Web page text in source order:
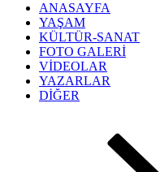
ANASAYFA
YAŞAM
KÜLTÜR-SANAT
FOTO GALERİ
VİDEOLAR
YAZARLAR
DİĞER